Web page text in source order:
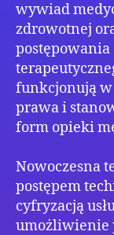
wywiad
zdrowotnej
postępowania
funkcjonują w
prawa i
form opieki
Nowoczesna
postępem
cyfryzacją
umożliwienie